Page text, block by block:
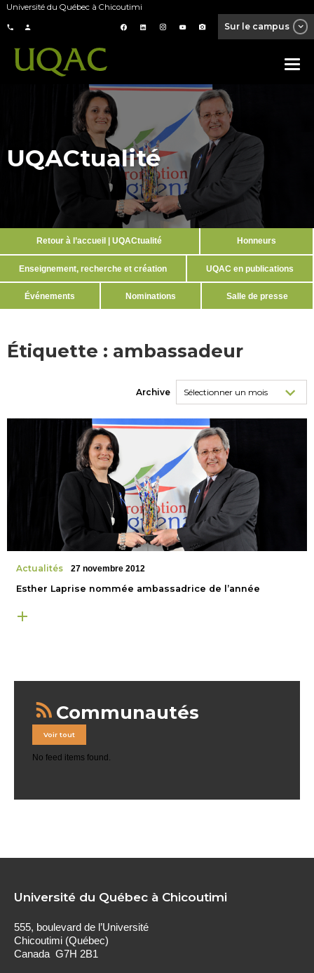
Université du Québec à Chicoutimi
Sur le campus
UQACtualité
Retour à l’accueil | UQACtualité Honneurs
Enseignement, recherche et création UQAC en publications
Événements Nominations Salle de presse
Étiquette : ambassadeur
Archive
Actualités 27 novembre 2012
Esther Laprise nommée ambassadrice de l’année
Communautés
Voir tout
No feed items found.
Université du Québec à Chicoutimi
555, boulevard de l’Université
Chicoutimi (Québec)
Canada G7H 2B1